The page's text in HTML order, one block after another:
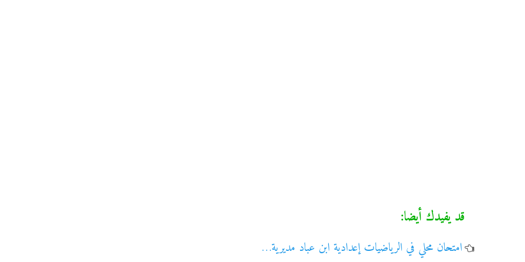
قد يفيدك أيضا:
امتحان محلي في الرياضيات إعدادية ابن عباد مديرية…